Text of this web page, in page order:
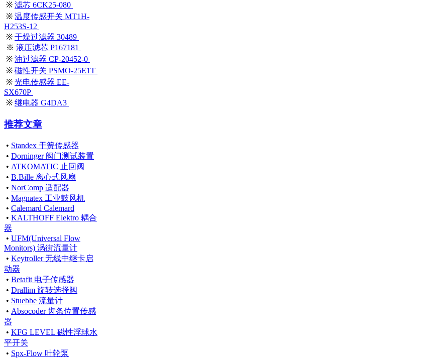
※ 滤芯 6CK25-080
※ 温度传感开关 MT1H-
H253S-12
※ 干燥过滤器 30489
※ 液压滤芯 P167181
※ 油过滤器 CP-20452-0
※ 磁性开关 PSMO-25E1T
※ 光电传感器 EE-
SX670P
※ 继电器 G4DA3
推荐文章
• Standex 干簧传感器
• Dorninger 阀门测试装置
• ATKOMATIC 止回阀
• B.Bille 离心式风扇
• NorComp 适配器
• Magnatex 工业鼓风机
• Calemard Calemard
• KALTHOFF Elektro 耦合
器
• UFM(Universal Flow
Monitors) 涡街流量计
• Keytroller 无线中继卡启
动器
• Betafit 电子传感器
• Drallim 旋转选择阀
• Stuebbe 流量计
• Absocoder 齿条位置传感
器
• KFG LEVEL 磁性浮球水
平开关
• Spx-Flow 叶轮泵